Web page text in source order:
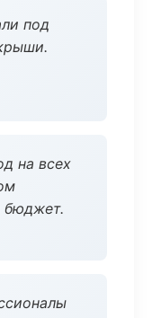
под
на всех
бюджет.